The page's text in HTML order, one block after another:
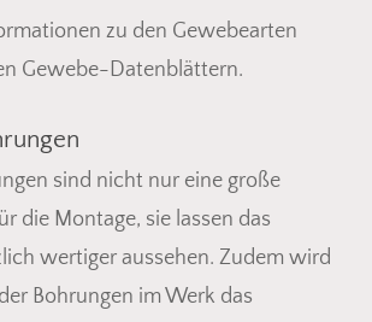
zu den Gewebearten
Gewebe-Datenblättern.
sind nicht nur eine große
die Montage, sie lassen das
wertiger aussehen. Zudem wird
Bohrungen im Werk das